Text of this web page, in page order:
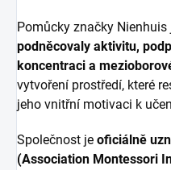
Pomůcky značky
podněcovaly aktivitu,
koncentraci a
vytvoření prostředí, které
jeho vnitřní motivaci k
Společnost je oficiálně
(Association Montessori